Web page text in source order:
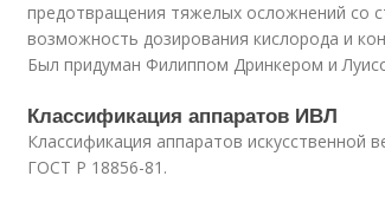
предотвращения тяжелых осложнений со
возможность дозирования кислорода и
Был придуман Филиппом Дринкером и
Классификация аппаратов ИВЛ
Классификация аппаратов искусственной
ГОСТ Р 18856-81.